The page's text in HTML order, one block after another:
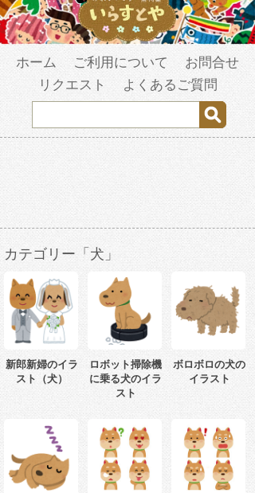
ホーム ご利用について
お問合せ
リクエスト
よくあるご質問
カテゴリー「犬」
新郎新婦のイラ
スト（犬）
ロボット掃除機
に乗る犬のイラ
スト
ボロボロの犬の
イラスト